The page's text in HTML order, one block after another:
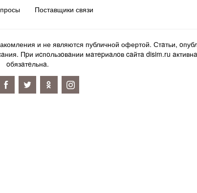
Поставщики связи
и не являются публичной офертой. Стaтьи,
Пpи иcпoльзoвaнии мaтepиaлoв caйтa disim.ru
oбязaтeльнa.